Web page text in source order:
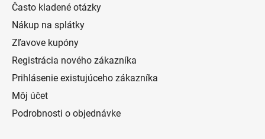
Často kladené otázky
Nákup na splátky
Zľavove kupóny
Registrácia nového zákazníka
Prihlásenie existujúceho zákazníka
Môj účet
Podrobnosti o objednávke